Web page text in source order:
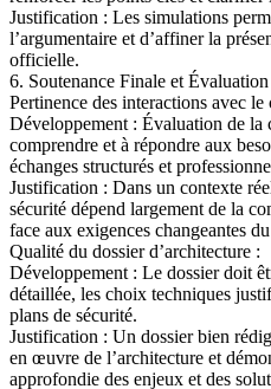
Justification : Les simulations
l’argumentaire et d’affiner la
officielle.
6. Soutenance Finale et Évaluation
Pertinence des interactions avec le
Développement : Évaluation de la
comprendre et à répondre aux
échanges structurés et
Justification : Dans un contexte
sécurité dépend largement de la
face aux exigences changeantes
Qualité du dossier d’architecture :
Développement : Le dossier doit
détaillée, les choix techniques
plans de sécurité.
Justification : Un dossier bien
en œuvre de l’architecture et
approfondie des enjeux et des